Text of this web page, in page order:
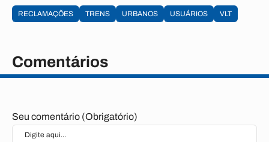
RECLAMAÇÕES TRENS URBANOS USUÁRIOS VLT
Comentários
Seu comentário (Obrigatório)